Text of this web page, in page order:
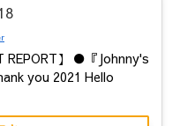
REPORT】 ●『Johnny's
you 2021 Hello